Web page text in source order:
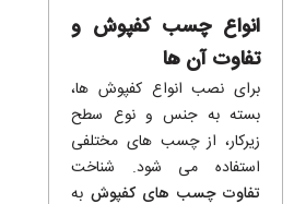
انواع چسب کفپوش و
تفاوت آن ‌ها
برای نصب انواع کفپوش ها،
بسته به جنس و نوع سطح
زیرکار، از چسب های مختلفی
استفاده می شود. شناخت
تفاوت چسب های کفپوش به